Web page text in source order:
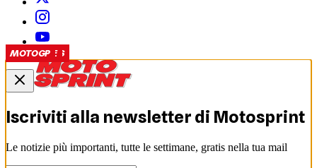
ROAD RACES
EICMA
EICMA
ROAD RACES
SUPERBIKE
MOTOGP
MOTOGP
MOTOGP
MOTOGP
Iscriviti alla newsletter di Motosprint
Le notizie più importanti, tutte le settimane, gratis nella tua mail